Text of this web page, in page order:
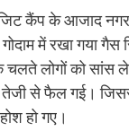
कैंप के आजाद
में रखा गया गैस
चलते लोगों को सांस
से फैल गई।
हो गए।